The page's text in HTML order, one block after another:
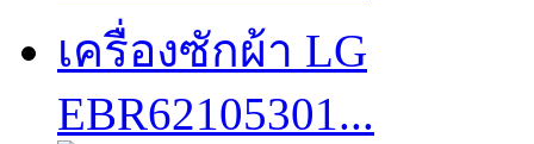
EBR62105301...